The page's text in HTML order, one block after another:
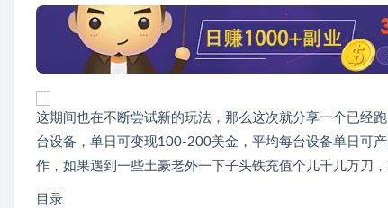
这期间也在不断尝试新的玩法，那么这次就分享一个已经
台设备，单日可变现100-200美金，平均每台设备单日可
作，如果遇到一些土豪老外一下子头铁充值个几千几万刀
目录